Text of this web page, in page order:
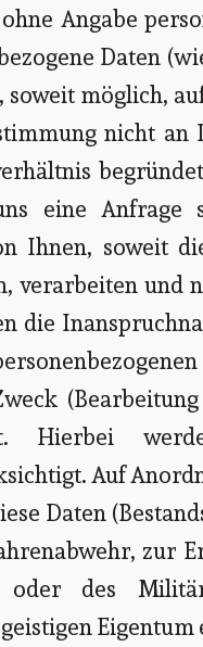
Angabe
Daten
möglich,
nicht an
eine Anfrage
Ihnen, soweit
verarbeiten und
die
Hierbei
Auf
Daten
zur
oder des